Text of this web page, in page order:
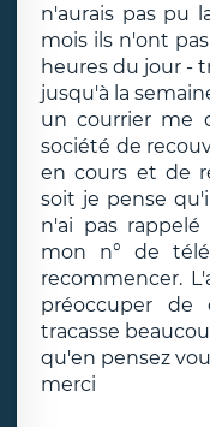
n'aurais pas pu
mois ils n'ont
heures du jour -
jusqu'à la
un courrier me
société de
en cours et de
soit je pense
n'ai pas
mon n° de
recommencer.
préoccuper de
tracasse
qu'en pensez
merci